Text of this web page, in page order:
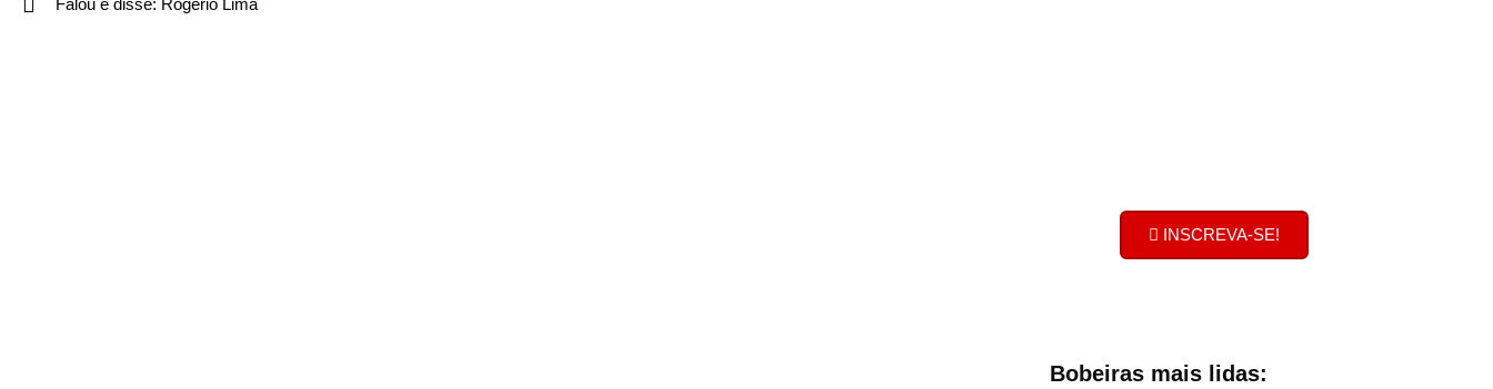
Falou e disse: Rogério Lima
INSCREVA-SE!
Bobeiras mais lidas: